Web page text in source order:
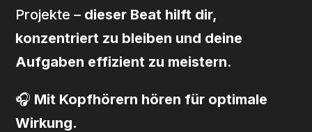
Projekte – dieser Beat hilft dir,
konzentriert zu bleiben und deine
Aufgaben effizient zu meistern.
🎧 Mit Kopfhörern hören für optimale
Wirkung.